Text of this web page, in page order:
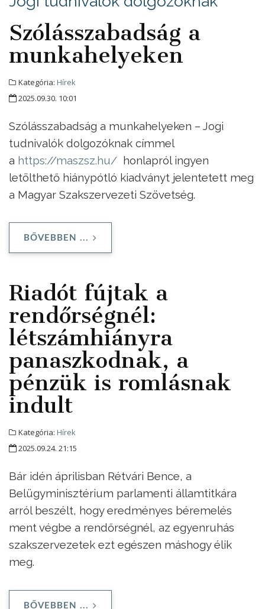
Szólásszabadság a
munkahelyeken
Kategória: Hírek
2025.09.30. 10:01
Szólásszabadság a munkahelyeken – Jogi
tudnivalók dolgozóknak címmel
a https://maszsz.hu/ honlapról ingyen
letölthető hiánypótló kiadványt jelentetett meg
a Magyar Szakszervezeti Szövetség.
BŐVEBBEN ...
Riadót fújtak a
rendőrségnél:
létszámhiányra
panaszkodnak, a
pénzük is romlásnak
indult
Kategória: Hírek
2025.09.24. 21:15
Bár idén áprilisban Rétvári Bence, a
Belügyminisztérium parlamenti államtitkára
arról beszélt, hogy eredményes béremelés
ment végbe a rendőrségnél, az egyenruhás
szakszervezetek ezt egészen máshogy élik
meg.
BŐVEBBEN ...